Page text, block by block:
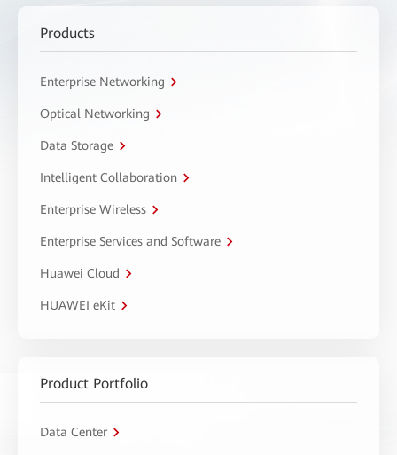
Products
Enterprise Networking
Optical Networking
Data Storage
Intelligent Collaboration
Enterprise Wireless
Enterprise Services and Software
Huawei Cloud
HUAWEI eKit
Product Portfolio
Data Center